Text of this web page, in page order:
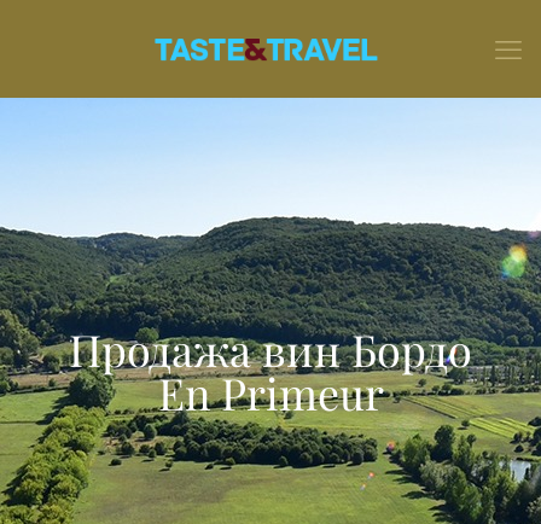
Продажа вин Бордо
En Primeur